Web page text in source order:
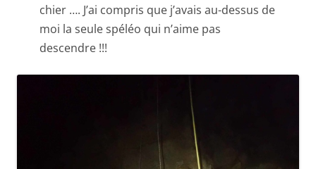
chier …. J’ai compris que j’avais au-dessus de
moi la seule spéléo qui n’aime pas
descendre !!!